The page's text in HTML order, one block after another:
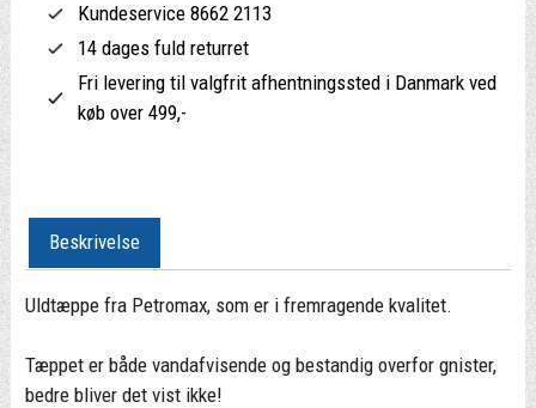
Kundeservice 8662 2113
14 dages fuld returret
Fri levering til valgfrit afhentningssted i Danmark ved
køb over 499,-
Beskrivelse
Uldtæppe fra Petromax, som er i fremragende kvalitet.
Tæppet er både vandafvisende og bestandig overfor gnister,
bedre bliver det vist ikke!